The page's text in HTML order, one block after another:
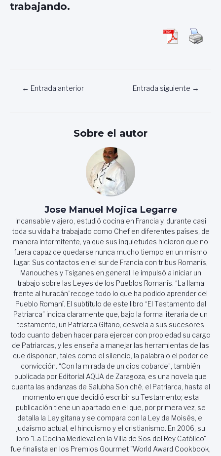
trabajando.
Navegación
← Entrada anterior Entrada siguiente →
Sobre el autor
Jose Manuel Mojica Legarre
Incansable viajero, estudió cocina en Francia y, durante casi
toda su vida ha trabajado como Chef en diferentes países, de
manera intermitente, ya que sus inquietudes hicieron que no
fuera capaz de quedarse nunca mucho tiempo en un mismo
lugar. Sus contactos en el sur de Francia con tribus Romanís,
Manouches y Tsiganes en general, le impulsó a iniciar un
trabajo sobre las Leyes de los Pueblos Romanís. “La llama
frente al huracán”recoge todo lo que ha podido aprender del
Pueblo Romaní. El subtítulo de este libro “El Testamento del
Patriarca” indica claramente que, bajo la forma literaria de un
testamento, un Patriarca Gitano, desvela a sus sucesores
todo cuanto deben hacer para ejercer con propiedad su cargo
de Patriarcas, y les enseña a manejar las herramientas de las
que disponen, tales como el silencio, la palabra o el poder de
convicción. “Con la mirada de un dios cobarde”, también
publicada por Editorial AQUA de Zaragoza, es una novela que
cuenta las andanzas de Salubha Soniché, el Patriarca, hasta el
momento en que decidió escribir su Testamento; esta
publicación tiene un apartado en el que, por primera vez, se
detalla la Ley gitana y se compara con la Ley de Moisés, el
judaísmo actual, el hinduismo y el cristianismo. En 2006, su
libro "La Cocina Medieval en la Villa de Sos del Rey Católico"
fue finalista en los Premios Gourmet "World Award Cookbook,